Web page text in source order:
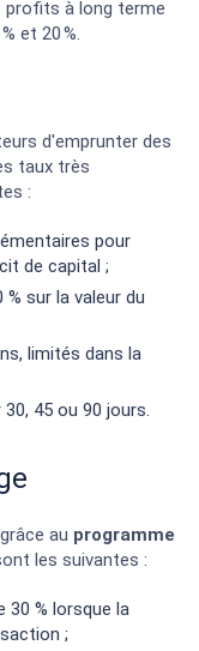
profits à long terme
et 20 %.
d'emprunter des
taux très
:
pour
de capital ;
sur la valeur du
limités dans la
45 ou 90 jours.
au programme
les suivantes :
30 % lorsque la
;